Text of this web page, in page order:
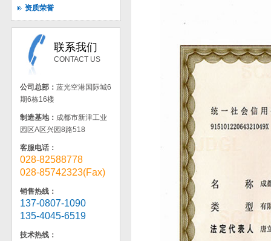
热烈祝贺我公司出口加纳风机圆满交货
资质荣誉
联系我们
CONTACT US
公司总部： 蓝光空港国际城6
期6栋16楼
制造基地： 成都市新津工业
园区A区兴园8路518
客服电话：
028-82588778
028-85742323(Fax)
销售热线：
137-0807-1090
135-4045-6519
技术热线：